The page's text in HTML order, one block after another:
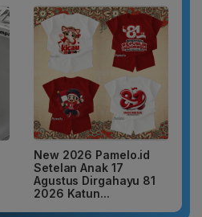
New 2026 Pamelo.id
Setelan Anak 17
Agustus Dirgahayu 81
2026 Katun...